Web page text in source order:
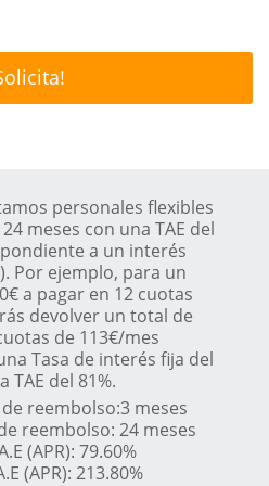
personales flexibles
meses con una TAE del
a un interés
Por ejemplo, para un
a pagar en 12 cuotas
devolver un total de
de 113€/mes
Tasa de interés fija del
TAE del 81%.
reembolso:3 meses
reembolso: 24 meses
(APR): 79.60%
(APR): 213.80%